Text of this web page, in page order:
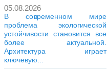
05.08.2026
В современном мире
проблема экологической
устойчивости становится все
более актуальной.
Архитектура играет
ключевую...